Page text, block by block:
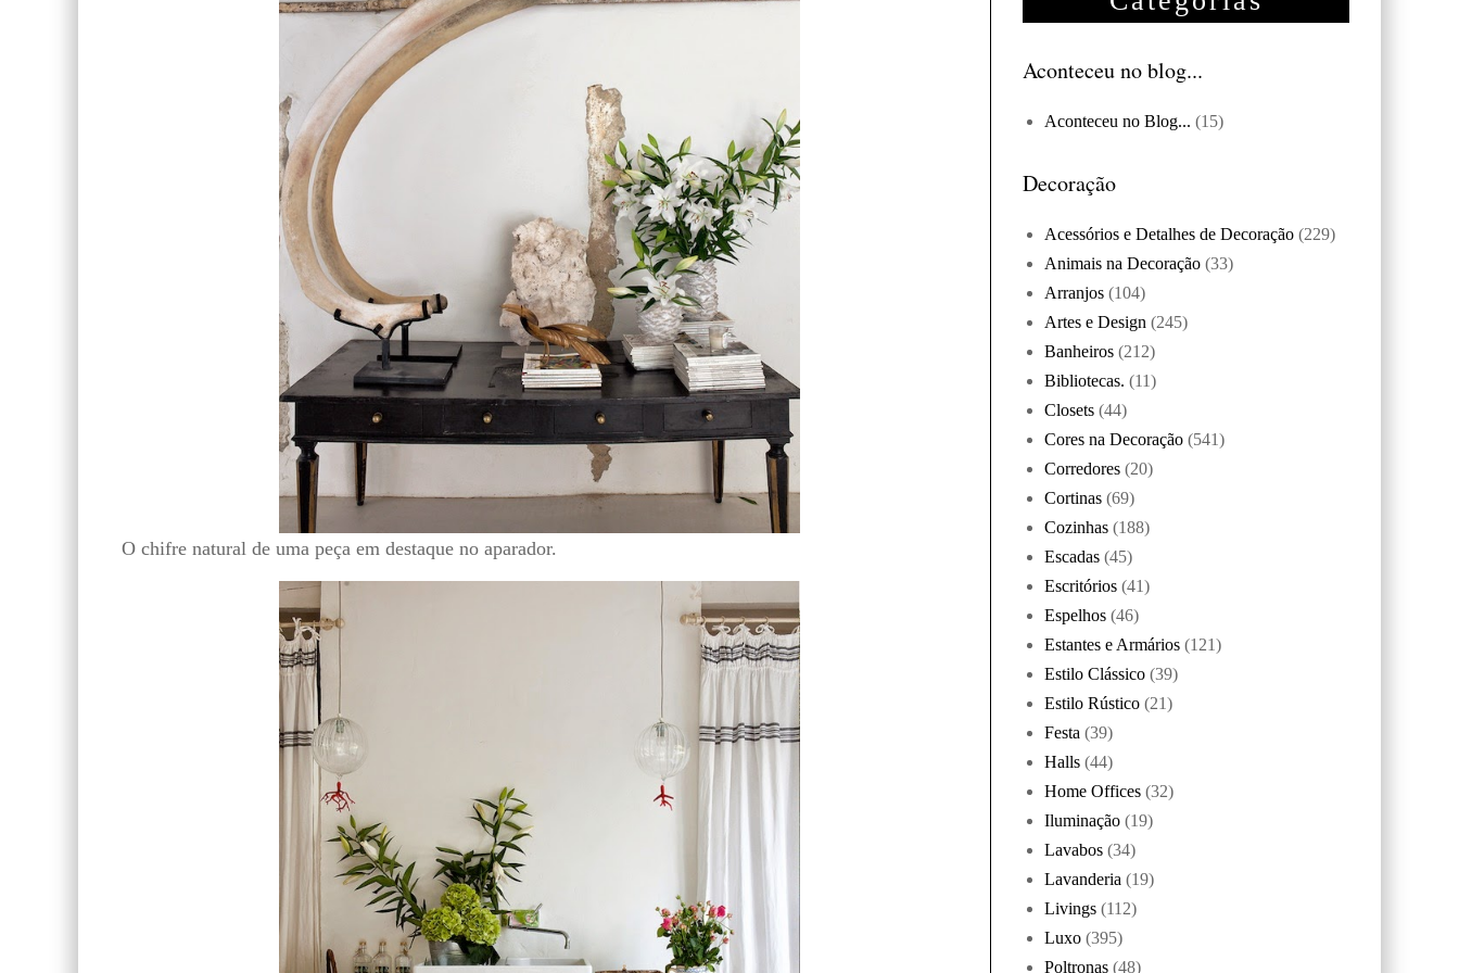
O chifre natural de uma peça em destaque no aparador.
Aconteceu no blog...
Aconteceu no Blog... (15)
Decoração
Acessórios e Detalhes de Decoração (229)
Animais na Decoração (33)
Arranjos (104)
Artes e Design (245)
Banheiros (212)
Bibliotecas. (11)
Closets (44)
Cores na Decoração (541)
Corredores (20)
Cortinas (69)
Cozinhas (188)
Escadas (45)
Escritórios (41)
Espelhos (46)
Estantes e Armários (121)
Estilo Clássico (39)
Estilo Rústico (21)
Festa (39)
Halls (44)
Home Offices (32)
Iluminação (19)
Lavabos (34)
Lavanderia (19)
Livings (112)
Luxo (395)
Poltronas (48)